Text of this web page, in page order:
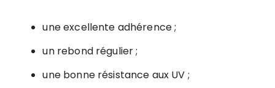
une excellente adhérence ;
un rebond régulier ;
une bonne résistance aux UV ;